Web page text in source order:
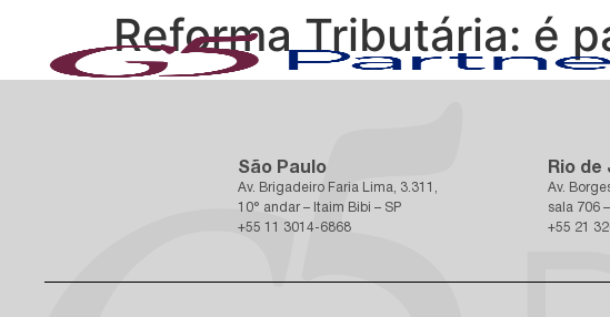
Reforma Tributária: é
São Paulo
Av. Brigadeiro Faria Lima, 3.311,
10° andar – Itaim Bibi – SP
+55 11 3014-6868
Rio
Av.
sala 706
+55 21